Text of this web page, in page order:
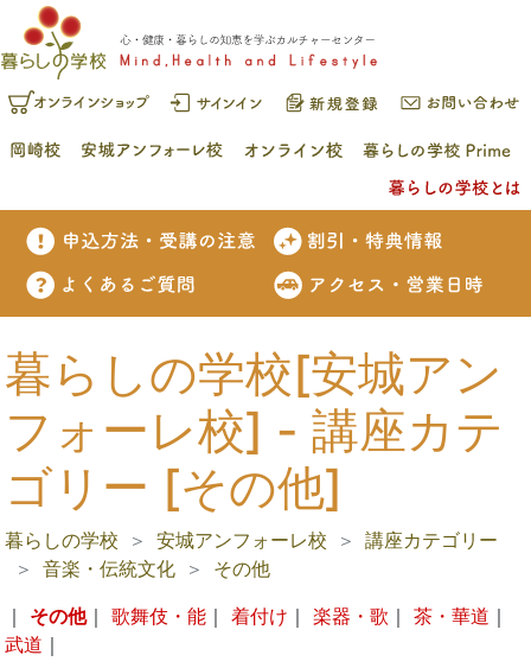
暮らしの学校[安城アン
フォーレ校] - 講座カテ
ゴリー [その他]
暮らしの学校 安城アンフォーレ校
講座カテゴリー
音楽・伝統文化
その他
｜ その他｜ 歌舞伎・能 ｜ 着付け ｜ 楽器・歌 ｜ 茶・華道 ｜
武道 ｜